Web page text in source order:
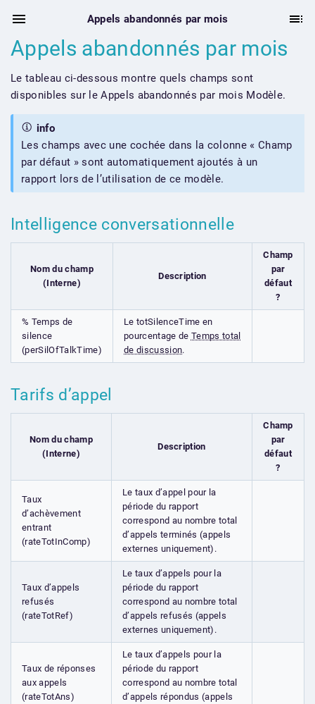
Appels abandonnés par mois
Appels abandonnés par mois
Le tableau ci-dessous montre quels champs sont
disponibles sur le Appels abandonnés par mois Modèle.
info
Les champs avec une cochée dans la colonne « Champ
par défaut » sont automatiquement ajoutés à un
rapport lors de l’utilisation de ce modèle.
Intelligence conversationnelle
Nom du champ
(Interne)
Description
Champ
par
défaut
?
% Temps de
silence
(perSilOfTalkTime)
Le totSilenceTime en
pourcentage de Temps total
de discussion.
Tarifs d’appel
Nom du champ
(Interne)
Description
Champ
par
défaut
?
Taux
d’achèvement
entrant
(rateTotInComp)
Le taux d’appel pour la
période du rapport
correspond au nombre total
d’appels terminés (appels
externes uniquement).
Taux d’appels
refusés
(rateTotRef)
Le taux d’appels pour la
période du rapport
correspond au nombre total
d’appels refusés (appels
externes uniquement).
Taux de réponses
aux appels
(rateTotAns)
Le taux d’appels pour la
période du rapport
correspond au nombre total
d’appels répondus (appels